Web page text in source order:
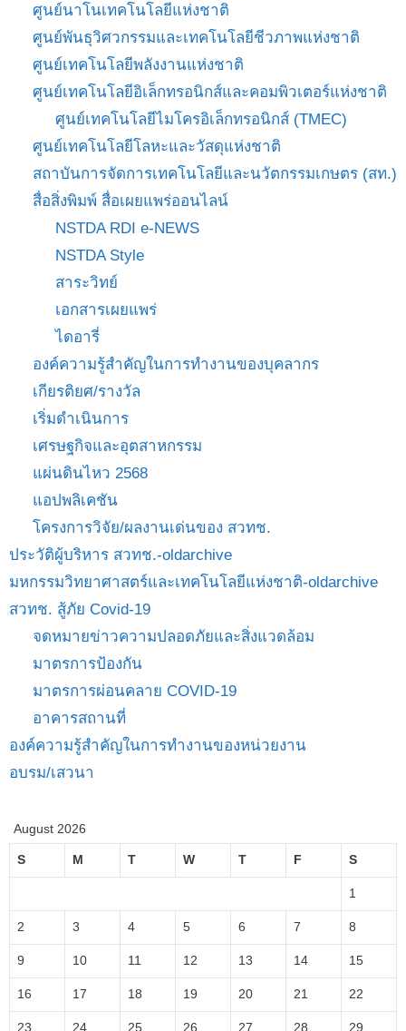
ศูนย์นาโนเทคโนโลยีแห่งชาติ
ศูนย์พันธุวิศวกรรมและเทคโนโลยีชีวภาพแห่งชาติ
ศูนย์เทคโนโลยีพลังงานแห่งชาติ
ศูนย์เทคโนโลยีอิเล็กทรอนิกส์และคอมพิวเตอร์แห่งชาติ
ศูนย์เทคโนโลยีไมโครอิเล็กทรอนิกส์ (TMEC)
ศูนย์เทคโนโลยีโลหะและวัสดุแห่งชาติ
สถาบันการจัดการเทคโนโลยีและนวัตกรรมเกษตร (สท.)
สื่อสิ่งพิมพ์ สื่อเผยแพร่ออนไลน์
NSTDA RDI e-NEWS
NSTDA Style
สาระวิทย์
เอกสารเผยแพร่
ไดอารี่
องค์ความรู้สำคัญในการทำงานของบุคลากร
เกียรติยศ/รางวัล
เริ่มดำเนินการ
เศรษฐกิจและอุตสาหกรรม
แผ่นดินไหว 2568
แอปพลิเคชัน
โครงการวิจัย/ผลงานเด่นของ สวทช.
ประวัติผู้บริหาร สวทช.-oldarchive
มหกรรมวิทยาศาสตร์และเทคโนโลยีแห่งชาติ-oldarchive
สวทช. สู้ภัย Covid-19
จดหมายข่าวความปลอดภัยและสิ่งแวดล้อม
มาตรการป้องกัน
มาตรการผ่อนคลาย COVID-19
อาคารสถานที่
องค์ความรู้สำคัญในการทำงานของหน่วยงาน
อบรม/เสวนา
August 2026
S M T W T F S
1
2 3 4 5 6 7 8
9 10 11 12 13 14 15
16 17 18 19 20 21 22
23 24 25 26 27 28 29